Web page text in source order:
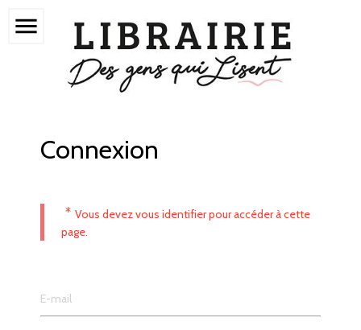
menu
Connexion
* Vous devez vous identifier pour accéder à cette
page.